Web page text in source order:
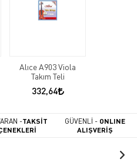
Alıce A903 Viola
Takım Teli
332,64
-TAKSİT
GÜVENLİ - ONLINE
ALIŞVERİŞ